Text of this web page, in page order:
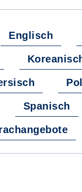
Englisch
Spanisch